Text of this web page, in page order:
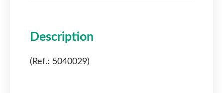
Description
(Ref.: 5040029)